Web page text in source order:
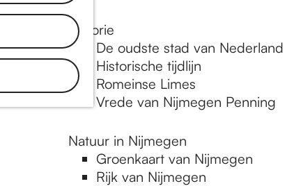
Historie
De oudste stad van Nederland
Historische tijdlijn
Romeinse Limes
Vrede van Nijmegen Penning
Natuur in Nijmegen
Groenkaart van Nijmegen
Rijk van Nijmegen